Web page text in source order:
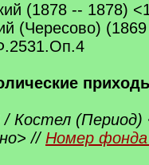
(1878 -- 1878)
(Чересово)
Костел (Период)
// Номер